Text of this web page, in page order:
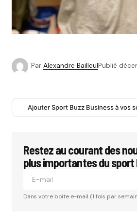
Par Alexandre BailleulPublié
Ajouter Sport Buzz Business à vos
Restez au courant des
plus importantes du sport
Dans votre boite e-mail (1 fois par